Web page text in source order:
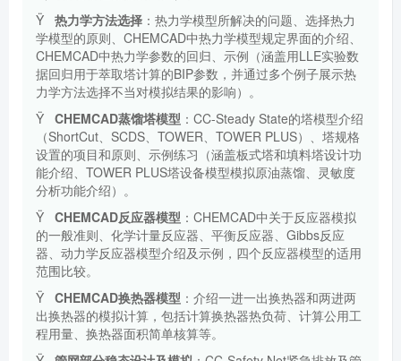
Ÿ 热力学方法选择 ：热力学模型所解决的问题、选择热力
学模型的原则、 CHEMCAD中热力学模型规定界面的介绍、
CHEMCAD中热力学参数的回归、示例（涵盖用LLE实验数
据回归用于萃取塔计算的BIP参数，并通过多个例子展示热
力学方法选择不当对模拟结果的影响）。
Ÿ CHEMCAD蒸馏塔模型 ： CC-Steady State的塔模型介绍
（ShortCut SCDS TOWER TOWER PLUS）、塔规格
设置的项目和原则、示例练习（涵盖板式塔和填料塔设计功
能介绍、 TOWER PLUS塔设备模型模拟原油蒸馏、灵敏度
分析功能介绍）。
Ÿ CHEMCAD反应器模型 ： CHEMCAD中关于反应器模拟
的一般准则、化学计量反应器、平衡反应器、 Gibbs反应
器、动力学反应器模型介绍及示例，四个反应器模型的适用
范围比较。
Ÿ CHEMCAD换热器模型 ：介绍一进一出换热器和两进两
出换热器的模拟计算，包括计算换热器热负荷、计算公用工
程用量、换热器面积简单核算等。